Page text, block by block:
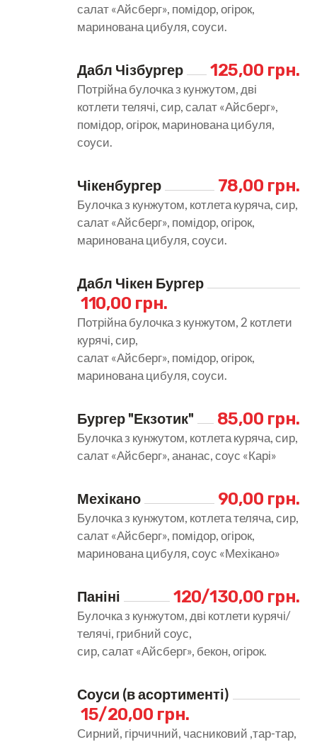
салат «Айсберг», помідор, огірок,
маринована цибуля, соуси.
Дабл Чізбургер 125,00 грн.
Потрійна булочка з кунжутом, дві
котлети телячі, сир, салат «Айсберг»,
помідор, огірок, маринована цибуля,
соуси.
Чікенбургер 78,00 грн.
Булочка з кунжутом, котлета куряча, сир,
салат «Айсберг», помідор, огірок,
маринована цибуля, соуси.
Дабл Чікен Бургер
110,00 грн.
Потрійна булочка з кунжутом, 2 котлети
курячі, сир,
салат «Айсберг», помідор, огірок,
маринована цибуля, соуси.
Бургер "Екзотик" 85,00 грн.
Булочка з кунжутом, котлета куряча, сир,
салат «Айсберг», ананас, соус «Карі»
Мехікано 90,00 грн.
Булочка з кунжутом, котлета теляча, сир,
салат «Айсберг», помідор, огірок,
маринована цибуля, соус «Мехікано»
Паніні 120/130,00 грн.
Булочка з кунжутом, дві котлети курячі/
телячі, грибний соус,
сир, салат «Айсберг», бекон, огірок.
Соуси (в асортименті)
15/20,00 грн.
Сирний, гірчичний, часниковий ,тар-тар,